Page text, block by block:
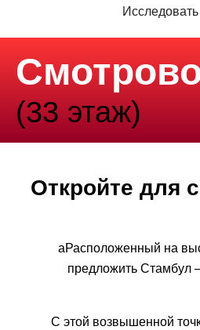
Исследовать
(33 этаж)
Откройте для
aРасположенный на
предложить Стамбул
С этой возвышенной